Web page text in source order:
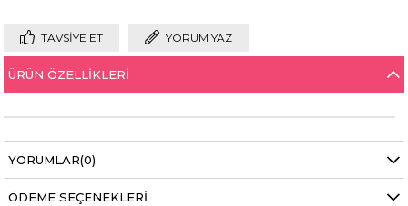
TAVSIYE ET YORUM YAZ
ÜRÜN ÖZELLIKLERI
YORUMLAR(0)
ÖDEME SEÇENEKLERI